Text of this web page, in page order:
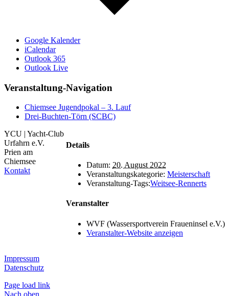
Google Kalender
iCalendar
Outlook 365
Outlook Live
Veranstaltung-Navigation
Chiemsee Jugendpokal – 3. Lauf
Drei-Buchten-Törn (SCBC)
Details
Datum: 20. August 2022
Veranstaltungskategorie: Meisterschaft
Veranstaltung-Tags:Weitsee-Rennerts
Veranstalter
WVF (Wassersportverein Fraueninsel e.V.)
Veranstalter-Website anzeigen
YCU | Yacht-Club
Urfahrn e.V.
Prien am
Chiemsee
Kontakt
Impressum
Datenschutz
Page load link
Nach oben